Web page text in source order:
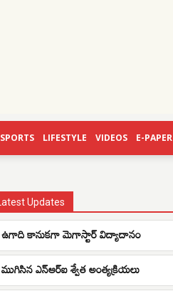
SPORTS LIFESTYLE VIDEOS E-PAPER
Latest Updates
ఉగాది కానుకగా మెగాస్టార్ విద్యాదానం
ముగిసిన ఎన్ఆర్ఐ శ్వేత అంత్యక్రియలు